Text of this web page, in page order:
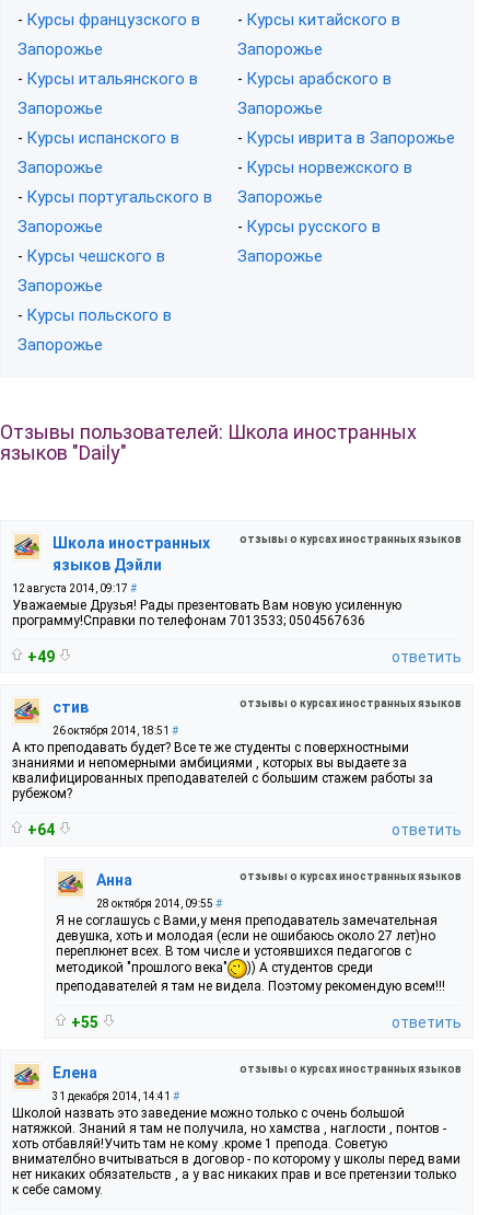
- Курсы французского в
Запорожье
- Курсы итальянского в
Запорожье
- Курсы испанского в
Запорожье
- Курсы португальского в
Запорожье
- Курсы чешского в
Запорожье
- Курсы польского в
Запорожье
- Курсы китайского в
Запорожье
- Курсы арабского в
Запорожье
- Курсы иврита в Запорожье
- Курсы норвежского в
Запорожье
- Курсы русского в
Запорожье
Отзывы пользователей: Школа иностранных
языков "Daily"
отзывы о курсах иностранных языков
Школа иностранных
языков Дэйли
12 августа 2014, 09:17 #
Уважаемые Друзья! Рады презентовать Вам новую усиленную
программу!Справки по телефонам 7013533; 0504567636
+49 ответить
отзывы о курсах иностранных языков
стив
26 октября 2014, 18:51 #
А кто преподавать будет? Все те же студенты с поверхностными
знаниями и непомерными амбициями , которых вы выдаете за
квалифицированных преподавателей с большим стажем работы за
рубежом?
+64 ответить
отзывы о курсах иностранных языков
Анна
28 октября 2014, 09:55 #
Я не соглашусь с Вами,у меня преподаватель замечательная
девушка, хоть и молодая (если не ошибаюсь около 27 лет)но
переплюнет всех. В том числе и устоявшихся педагогов с
методикой "прошлого века"
)) А студентов среди
преподавателей я там не видела. Поэтому рекомендую всем!!!
+55 ответить
отзывы о курсах иностранных языков
Елена
31 декабря 2014, 14:41 #
Школой назвать это заведение можно только с очень большой
натяжкой. Знаний я там не получила, но хамства , наглости , понтов -
хоть отбавляй!Учить там не кому .кроме 1 препода. Советую
внимателбно вчитываться в договор - по которому у школы перед вами
нет никаких обязательств , а у вас никаких прав и все претензии только
к себе самому.